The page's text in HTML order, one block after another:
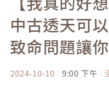
中古透天可
致命問題讓
2024-10-10 9:00 下午